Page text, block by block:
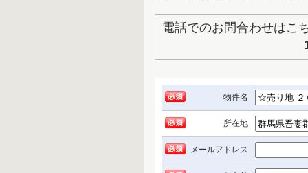
電話でのお問合わせは
物件名
所在地
メールアドレス